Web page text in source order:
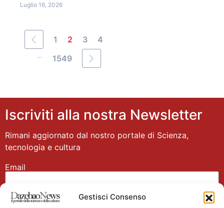
Gestisci Consenso
Luglio 16, 2026
1 2 3
4
...
1549
Iscriviti alla nostra Newsletter
Rimani aggiornato dal nostro portale di Scienza,
tecnologia e cultura
Email
Nome